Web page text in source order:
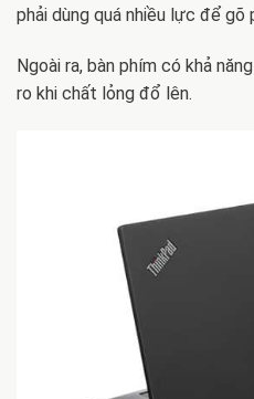
phải dùng quá nhiều lực để gõ
Ngoài ra, bàn phím có khả
ro khi chất lỏng đổ lên.